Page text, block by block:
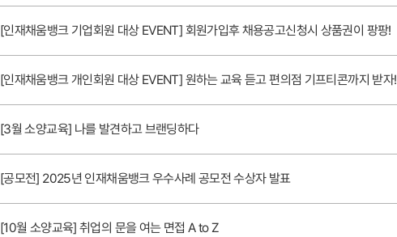
[인재채움뱅크 기업회원 대상 EVENT] 회원가입후 채용공고신청시 상품권이 팡팡!
[인재채움뱅크 개인회원 대상 EVENT] 원하는 교육 듣고 편의점 기프티콘까지 받자!
[3월 소양교육] 나를 발견하고 브랜딩하다
[공모전] 2025년 인재채움뱅크 우수사례 공모전 수상자 발표
[10월 소양교육] 취업의 문을 여는 면접 A to Z